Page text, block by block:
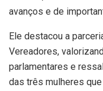
avanços e de
Ele destacou a
Vereadores,
parlamentares e
das três mulheres